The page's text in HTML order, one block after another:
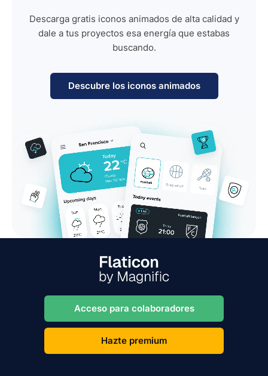
Descarga gratis iconos animados de alta calidad y
dale a tus proyectos esa energía que estabas
buscando.
Descubre los iconos animados
Acceso para colaboradores
Hazte premium